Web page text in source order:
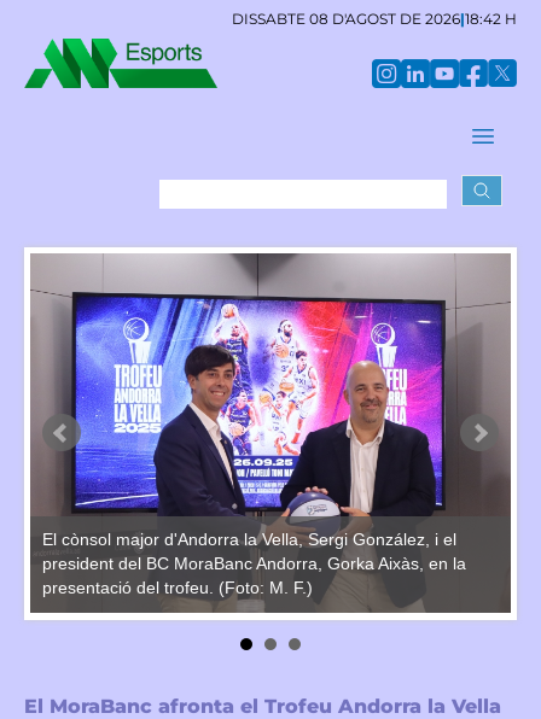
DISSABTE 08 D'AGOST DE 2026|18:42 H
El cònsol major d'Andorra la Vella, Sergi González, i el
president del BC MoraBanc Andorra, Gorka Aixàs, en la
presentació del trofeu. (Foto: M. F.)
El MoraBanc afronta el Trofeu Andorra la Vella